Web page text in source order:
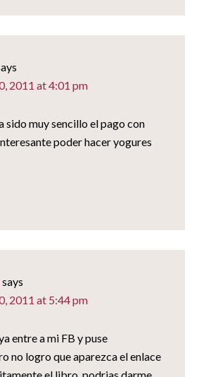
2011 at 4:01 pm
sido muy sencillo el pago con
poder hacer yogures
says
2011 at 5:44 pm
entre a mi FB y puse
no logro que aparezca el enlace
el libro, podrias darme